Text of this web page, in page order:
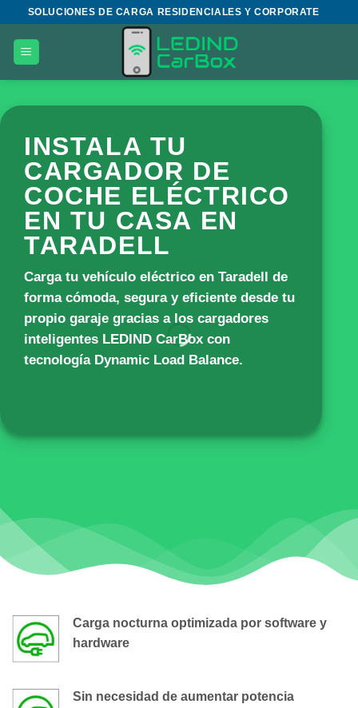
Saltar
contenido
SOLUCIONES DE CARGA RESIDENCIALES Y CORPORATE
INSTALA TU
CARGADOR DE
COCHE ELÉCTRICO
EN TU CASA EN
TARADELL
Carga tu vehículo eléctrico en Taradell de
forma cómoda, segura y eficiente desde tu
propio garaje gracias a los cargadores
inteligentes LEDIND CarBox con
tecnología Dynamic Load Balance.
Carga nocturna optimizada por software y
hardware
Sin necesidad de aumentar potencia